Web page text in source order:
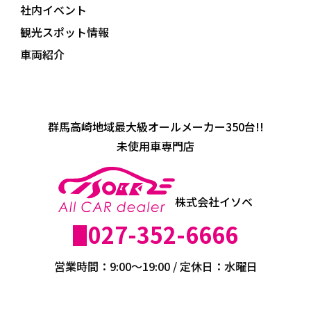
社内イベント
観光スポット情報
車両紹介
群馬高崎地域最大級オールメーカー350台!!
未使用車専門店
株式会社イソベ
027-352-6666
営業時間：9:00～19:00 / 定休日：水曜日